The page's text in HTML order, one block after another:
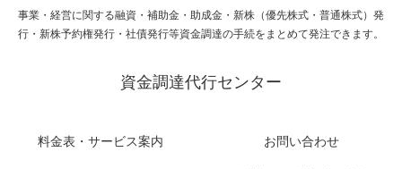
事業・経営に関する融資・補助金・助成金・新株（優先株式・普通株式）発
行・新株予約権発行・社債発行等資金調達の手続をまとめて発注できます。
資金調達代行センター
料金表・サービス案内 お問い合わせ